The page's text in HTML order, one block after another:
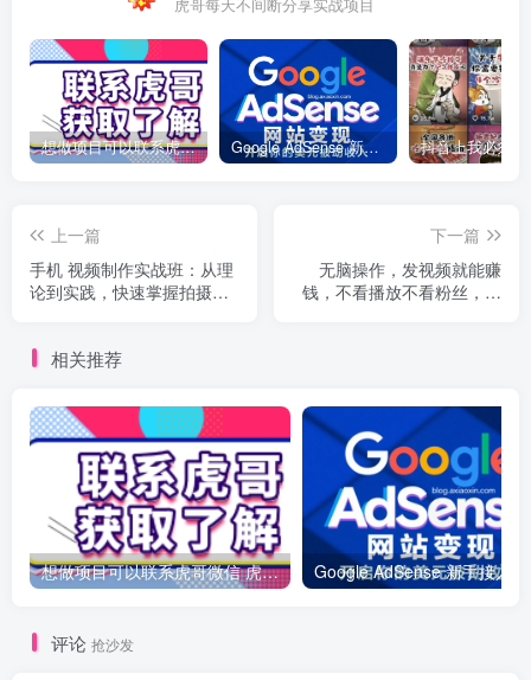
想做项目可以联系虎哥微信 虎哥一对一解答并且远程视频教学 Google AdSense 新手接入教程：虎哥手把手教你用网站赚取美元收入
上一篇
手机 视频制作实战班：从理
论到实践，快速掌握拍摄与
下一篇
无脑操作，发视频就能赚
钱，不看播放不看粉丝，小
相关推荐
想做项目可以联系虎哥微信 虎哥一对一解答并且远程视频教学
评论 抢沙发